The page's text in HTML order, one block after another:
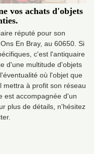
vos achats d'objets
réputé pour son
En Bray, au 60650. Si
c'est l'antiquaire
d'une multitude d'objets
où l'objet que
mettra à profit son réseau
est accompagnée d'un
plus de détails, n'hésitez